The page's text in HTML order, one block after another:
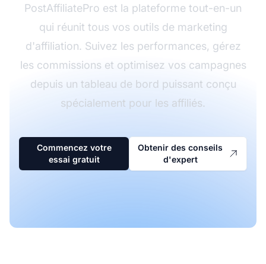
PostAffiliatePro est la plateforme tout-en-un
qui réunit tous vos outils de marketing
d'affiliation. Suivez les performances, gérez
les commissions et optimisez vos campagnes
depuis un tableau de bord puissant conçu
spécialement pour les affiliés.
Commencez votre
essai gratuit
Obtenir des conseils
d'expert